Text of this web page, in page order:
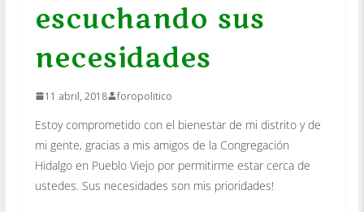
escuchando sus
necesidades
11 abril, 2018 foropolitico
Estoy comprometido con el bienestar de mi distrito y de
mi gente, gracias a mis amigos de la Congregación
Hidalgo en Pueblo Viejo por permitirme estar cerca de
ustedes. Sus necesidades son mis prioridades!